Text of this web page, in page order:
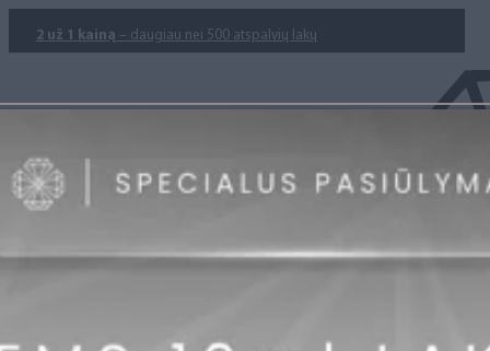
2 už 1 kainą – daugiau nei 500 atspalvių lakų